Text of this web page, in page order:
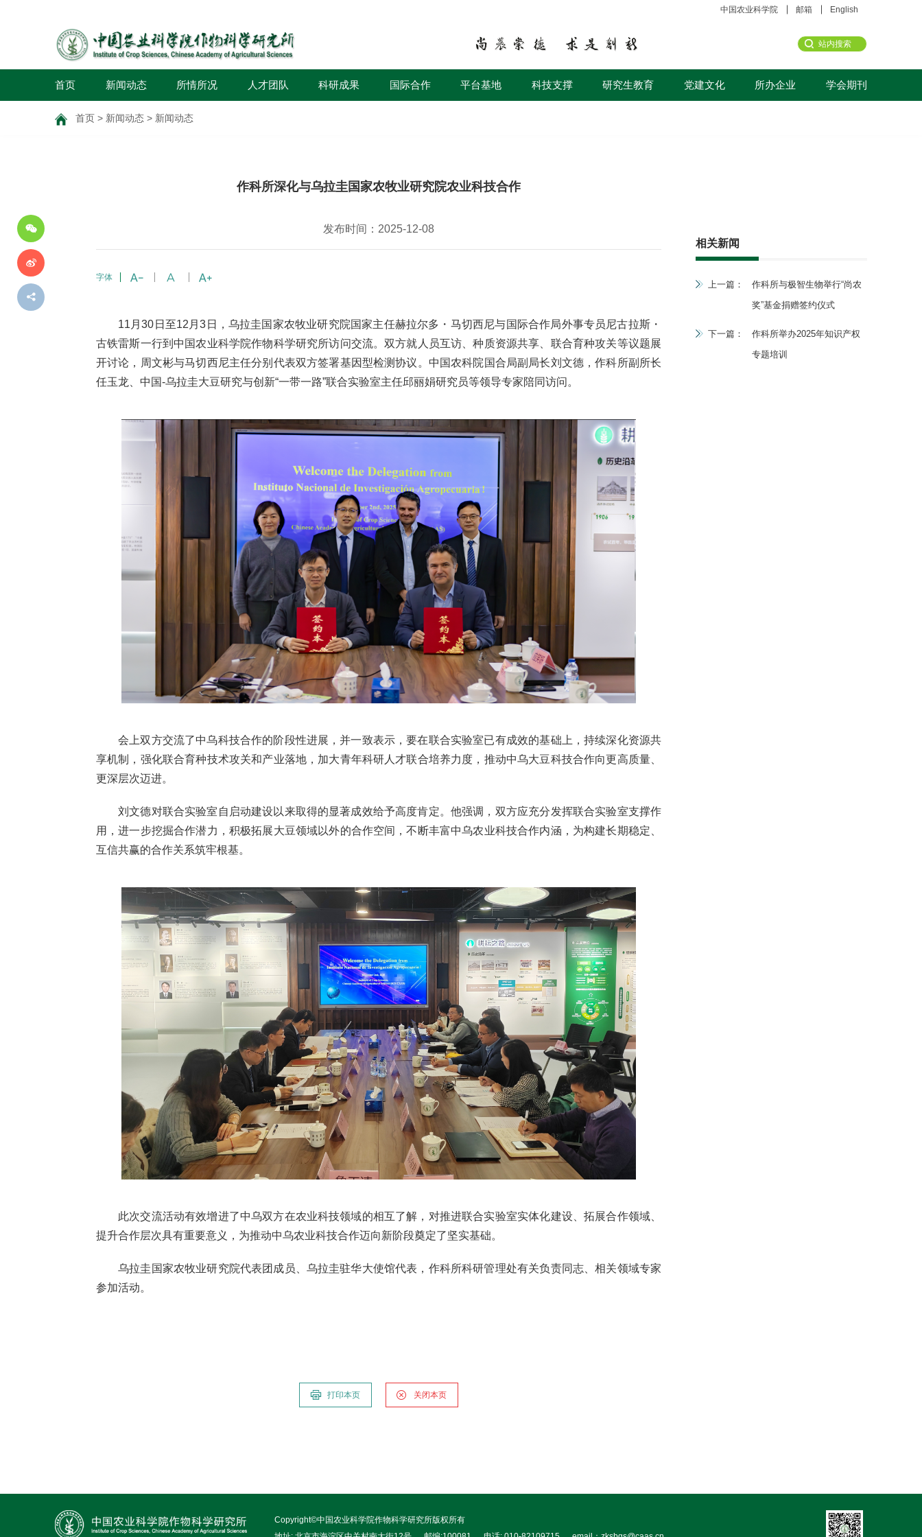
中国农业科学院 邮箱 English
首页 新闻动态 所情所况 人才团队 科研成果 国际合作 平台基地 科技支撑 研究生教育 党建文化 所办企业 学会期刊
首页 > 新闻动态 > 新闻动态
作科所深化与乌拉圭国家农牧业研究院农业科技合作
发布时间：2025-12-08
字体
11月30日至12月3日，乌拉圭国家农牧业研究院国家主任赫拉尔多・马切西尼与国际合作局外事专员尼古拉斯・
古铁雷斯一行到中国农业科学院作物科学研究所访问交流。双方就人员互访、种质资源共享、联合育种攻关等议题展
开讨论，周文彬与马切西尼主任分别代表双方签署基因型检测协议。中国农科院国合局副局长刘文德，作科所副所长
任玉龙、中国-乌拉圭大豆研究与创新“一带一路”联合实验室主任邱丽娟研究员等领导专家陪同访问。
会上双方交流了中乌科技合作的阶段性进展，并一致表示，要在联合实验室已有成效的基础上，持续深化资源共
享机制，强化联合育种技术攻关和产业落地，加大青年科研人才联合培养力度，推动中乌大豆科技合作向更高质量、
更深层次迈进。
刘文德对联合实验室自启动建设以来取得的显著成效给予高度肯定。他强调，双方应充分发挥联合实验室支撑作
用，进一步挖掘合作潜力，积极拓展大豆领域以外的合作空间，不断丰富中乌农业科技合作内涵，为构建长期稳定、
互信共赢的合作关系筑牢根基。
此次交流活动有效增进了中乌双方在农业科技领域的相互了解，对推进联合实验室实体化建设、拓展合作领域、
提升合作层次具有重要意义，为推动中乌农业科技合作迈向新阶段奠定了坚实基础。
乌拉圭国家农牧业研究院代表团成员、乌拉圭驻华大使馆代表，作科所科研管理处有关负责同志、相关领域专家
参加活动。
打印本页 关闭本页
相关新闻
上一篇：
作科所与极智生物举行“尚农
奖”基金捐赠签约仪式
下一篇：
作科所举办2025年知识产权
专题培训
Copyright©中国农业科学院作物科学研究所版权所有